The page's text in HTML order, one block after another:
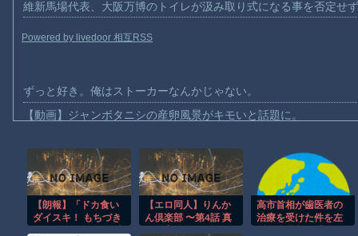
維新馬場代表、大阪万博のトイレが汲み取り式になる事を否定せ
Powered by livedoor 相互RSS
ずっと好き。俺はストーカーなんかじゃない。
【動画】ジャンボタニシの産卵風景がキモいと話題に。
【動画】メガネデブ、めちゃスムーズに無銭飲食してしまうｗｗ
【動画】女子アナ「流しそうめん初体験します！ズズッズッ…
【動画】迎撃ミサイルを避けながら船舶にドローンを突撃させる
【朗報】「ドカ食い
ダイスキ！ もちづき
【エロ同人】りんか
ん倶楽部 〜第4話 真
高市首相が歯医者の
治療を受けた件を左